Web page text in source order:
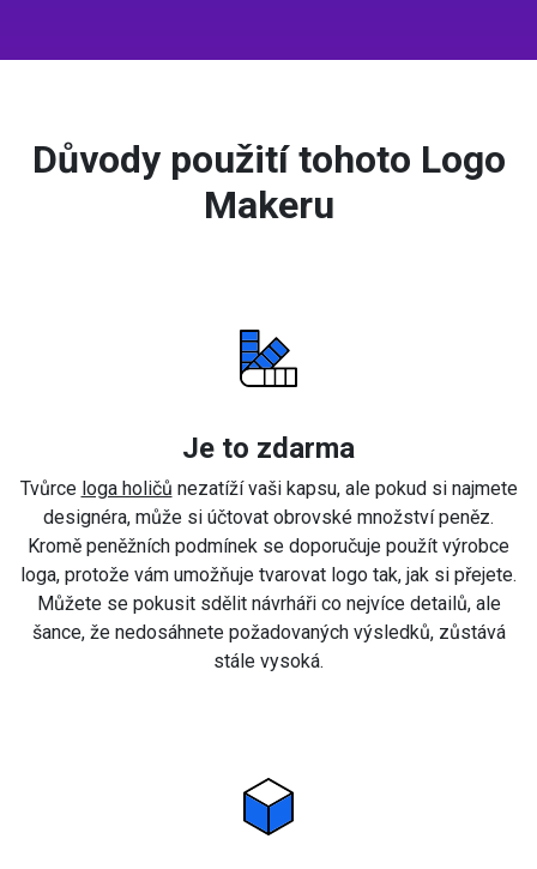
Důvody použití tohoto Logo
Makeru
Je to zdarma
Tvůrce loga holičů nezatíží vaši kapsu, ale pokud si najmete
designéra, může si účtovat obrovské množství peněz.
Kromě peněžních podmínek se doporučuje použít výrobce
loga, protože vám umožňuje tvarovat logo tak, jak si přejete.
Můžete se pokusit sdělit návrháři co nejvíce detailů, ale
šance, že nedosáhnete požadovaných výsledků, zůstává
stále vysoká.